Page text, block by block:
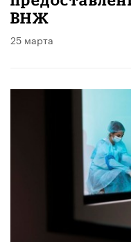
ВНЖ
25 марта